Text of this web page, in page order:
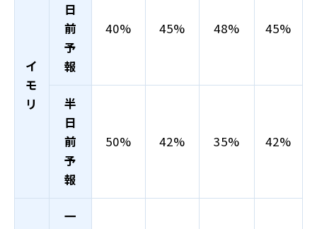
イ
モ
リ
日
前
予
報
40% 45% 48% 45%
半
日
前
予
報
50% 42% 35% 42%
一